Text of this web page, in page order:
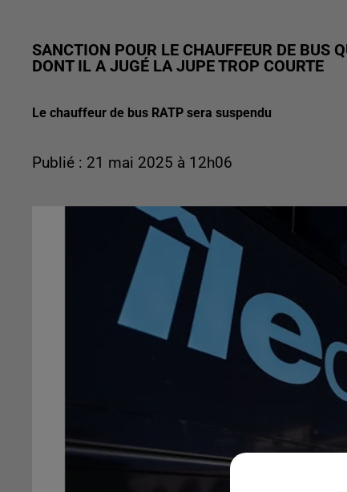
SANCTION POUR LE CHAUFFEUR DE BUS
DONT IL A JUGÉ LA JUPE TROP COURTE
Le chauffeur de bus RATP sera suspendu
Publié : 21 mai 2025 à 12h06